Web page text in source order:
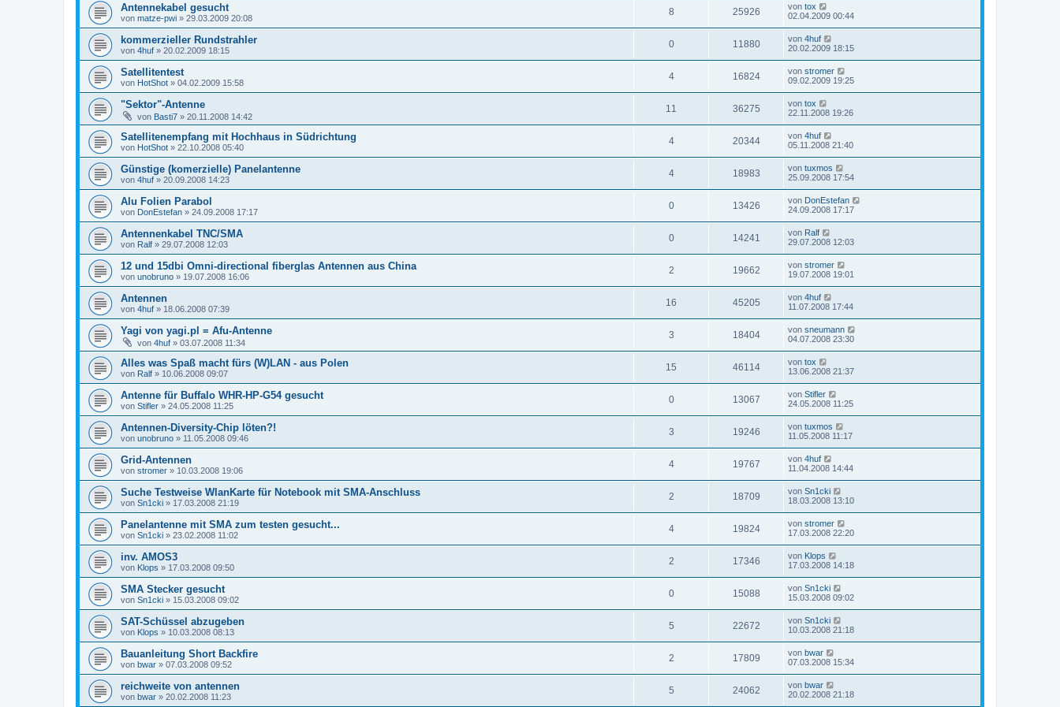
Antennekabel gesucht
von matze-pwi » 29.03.2009 20:08
8 25926 von tox
02.04.2009 00:44
kommerzieller Rundstrahler
von 4huf » 20.02.2009 18:15
0 11880 von 4huf
20.02.2009 18:15
Satellitentest
von HotShot » 04.02.2009 15:58
4 16824 von stromer
09.02.2009 19:25
"Sektor"-Antenne
von Basti7 » 20.11.2008 14:42
11 36275 von tox
22.11.2008 19:26
Satellitenempfang mit Hochhaus in Südrichtung
von HotShot » 22.10.2008 05:40
4 20344 von 4huf
05.11.2008 21:40
Günstige (komerzielle) Panelantenne
von 4huf » 20.09.2008 14:23
4 18983 von tuxmos
25.09.2008 17:54
Alu Folien Parabol
von DonEstefan » 24.09.2008 17:17
0 13426 von DonEstefan
24.09.2008 17:17
Antennenkabel TNC/SMA
von Ralf » 29.07.2008 12:03
0 14241 von Ralf
29.07.2008 12:03
12 und 15dbi Omni-directional fiberglas Antennen aus China
von unobruno » 19.07.2008 16:06
2 19662 von stromer
19.07.2008 19:01
Antennen
von 4huf » 18.06.2008 07:39
16 45205 von 4huf
11.07.2008 17:44
Yagi von yagi.pl = Afu-Antenne
von 4huf » 03.07.2008 11:34
3 18404 von sneumann
04.07.2008 23:30
Alles was Spaß macht fürs (W)LAN - aus Polen
von Ralf » 10.06.2008 09:07
15 46114 von tox
13.06.2008 21:37
Antenne für Buffalo WHR-HP-G54 gesucht
von Stifler » 24.05.2008 11:25
0 13067 von Stifler
24.05.2008 11:25
Antennen-Diversity-Chip löten?!
von unobruno » 11.05.2008 09:46
3 19246 von tuxmos
11.05.2008 11:17
Grid-Antennen
von stromer » 10.03.2008 19:06
4 19767 von 4huf
11.04.2008 14:44
Suche Testweise WlanKarte für Notebook mit SMA-Anschluss
von Sn1cki » 17.03.2008 21:19
2 18709 von Sn1cki
18.03.2008 13:10
Panelantenne mit SMA zum testen gesucht...
von Sn1cki » 23.02.2008 11:02
4 19824 von stromer
17.03.2008 22:20
inv. AMOS3
von Klops » 17.03.2008 09:50
2 17346 von Klops
17.03.2008 14:18
SMA Stecker gesucht
von Sn1cki » 15.03.2008 09:02
0 15088 von Sn1cki
15.03.2008 09:02
SAT-Schüssel abzugeben
von Klops » 10.03.2008 08:13
5 22672 von Sn1cki
10.03.2008 21:18
Bauanleitung Short Backfire
von bwar » 07.03.2008 09:52
2 17809 von bwar
07.03.2008 15:34
reichweite von antennen
von bwar » 20.02.2008 11:23
5 24062 von bwar
20.02.2008 21:18